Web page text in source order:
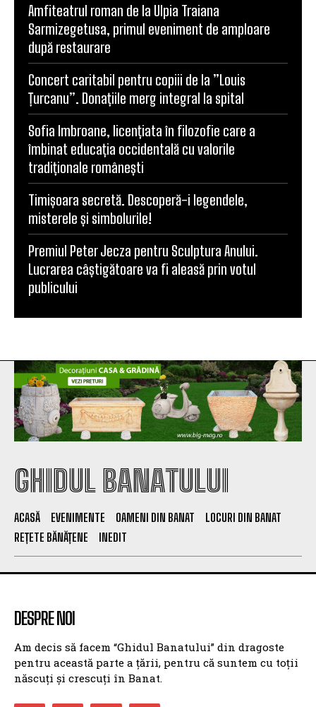
Amfiteatrul roman de la Ulpia Traiana
Sarmizegetusa, primul eveniment de amploare
după restaurare
Concert caritabil pentru copiii de la ”Louis
Țurcanu”. Donațiile merg integral la spital
Sofia Imbroane, licențiata în filozofie care a
îmbinat educația occidentală cu valorile
tradiționale românești
Timișoara secretă. Descoperă-i legendele,
misterele și simbolurile!
Premiul Peter Jecza pentru Sculptura Anului.
Lucrarea câștigătoare va fi aleasă prin votul
publicului
GHIDUL BANATULUI
ACASĂ EVENIMENTE OAMENI DIN BANAT
LOCURI DIN BANAT
REȚETE BĂNĂȚENE
INEDIT
DESPRE NOI
Am decis să facem “Ghidul Banatului” din dragoste
pentru această parte a țării, pentru că suntem cu toții
născuți și crescuți în Banat.